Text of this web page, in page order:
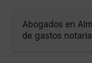
Abogados en
de gastos